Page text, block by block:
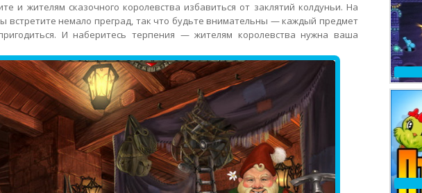
и жителям сказочного королевства избавиться от заклятий колдуньи. На
встретите немало преград, так что будьте внимательны — каждый предмет
И наберитесь терпения — жителям королевства нужна ваша